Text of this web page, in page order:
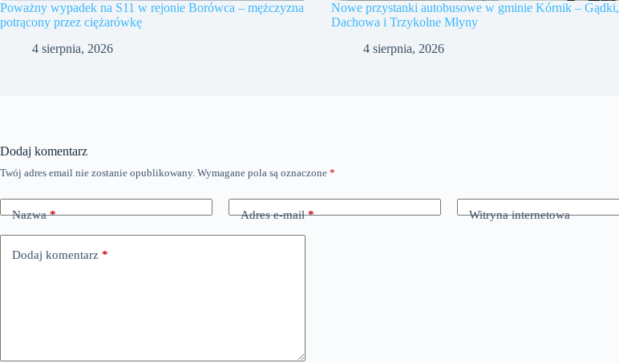
Poważny wypadek na S11 w rejonie Borówca – mężczyzna
potrącony przez ciężarówkę
4 sierpnia, 2026
Nowe przystanki autobusowe w gminie Kórnik – Gądki,
Dachowa i Trzykolne Młyny
4 sierpnia, 2026
Dodaj komentarz
Twój adres email nie zostanie opublikowany. Wymagane pola są oznaczone *
Nazwa* Adres e-mail* Witryna internetowa
Dodaj komentarz *